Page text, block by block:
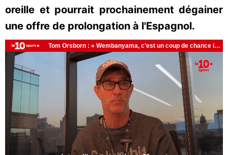
oreille et pourrait prochainement dégainer
une offre de prolongation à l'Espagnol.